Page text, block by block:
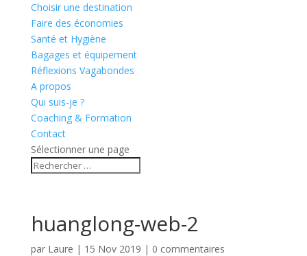
Choisir une destination
Faire des économies
Santé et Hygiène
Bagages et équipement
Réflexions Vagabondes
A propos
Qui suis-je ?
Coaching & Formation
Contact
Sélectionner une page
huanglong-web-2
par Laure | 15 Nov 2019 | 0 commentaires